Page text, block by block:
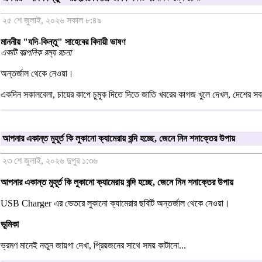
২৫ শে জুলাই, ২০২৬ সকাল ৮:৪৯
মাননীয় "যদি-কিন্তু" সাহেবের বিদায়ী ভাষণ
একটি কাল্পনিক রম্য রচনা
অন্তর্জাল থেকে নেওয়া।
একদিন সকালবেলা, চায়ের কাপে চুমুক দিতে দিতে জাতি খবরের কাগজ খুলে দেখল, দেশের
আপনার একান্ত মুহূর্ত কি লুকানো ক্যামেরায় বন্দি হচ্ছে, জেনে নিন শনাক্তের উপায়
২৩ শে জুলাই, ২০২৬ দুপুর ১:৩৬
আপনার একান্ত মুহূর্ত কি লুকানো ক্যামেরায় বন্দি হচ্ছে, জেনে নিন শনাক্তের উপায়
USB Charger এর ভেতরে লুকানো ক্যামেরার ছবিটি অন্তর্জাল থেকে নেওয়া।
ভূমিকা
ভ্রমণ মানেই নতুন জায়গা দেখা, প্রিয়জনের সাথে সময় কাটানো...